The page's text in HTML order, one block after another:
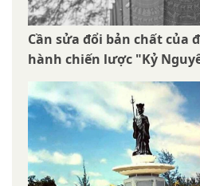
Cần sửa đổi bản chất của
hành chiến lược "Kỷ